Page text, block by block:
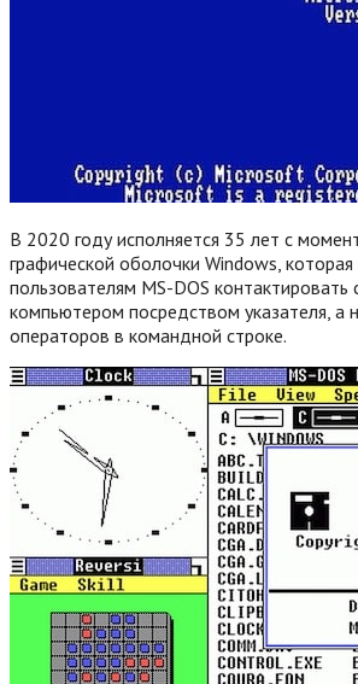
В 2020 году исполняется 35 лет с
графической оболочки Windows,
пользователям MS-DOS контактировать
компьютером посредством указателя, а
операторов в командной строке.